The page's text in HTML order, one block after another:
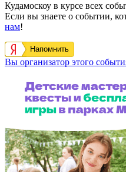
Кудамоскоу в курсе всех
Если вы знаете о событии,
нам!
Напомнить
Вы организатор этого